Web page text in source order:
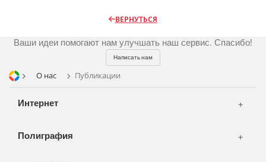
ВЕРНУТЬСЯ
Ваши идеи помогают нам улучшать наш сервис. Спасибо!
Написать нам
О нас Публикации
Интернет
Полиграфия
OOH